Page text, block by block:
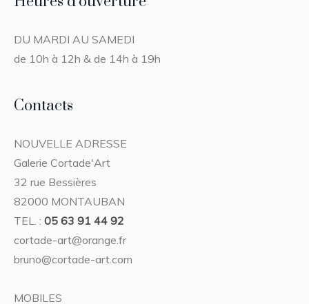
DU MARDI AU SAMEDI
de 10h à 12h & de 14h à 19h
Contacts
NOUVELLE ADRESSE
Galerie Cortade'Art
32 rue Bessières
82000 MONTAUBAN
TEL. :05 63 91 44 92
cortade-art@orange.fr
bruno@cortade-art.com
MOBILES